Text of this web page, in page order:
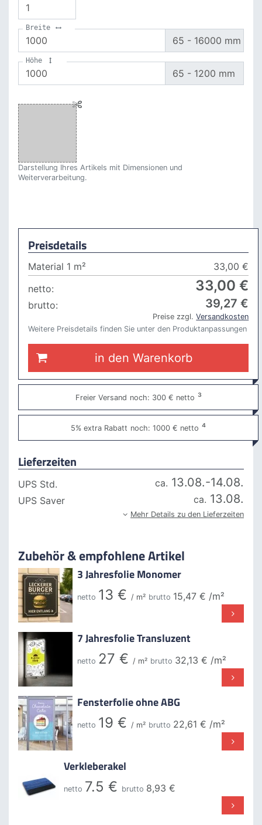
Breite
65 - 16000 mm
Höhe
65 - 1200 mm
Darstellung Ihres Artikels mit Dimensionen und
Weiterverarbeitung.
Preisdetails
Material 1 m²
33,00 €
netto:
33,00 €
brutto: 39,27 €
Preise zzgl.Versandkosten
Weitere Preisdetails finden Sie unter den Produktanpassungen
in den Warenkorb
Freier Versand noch: 300 € netto ³
5% extra Rabatt noch: 1000 € netto ⁴
Lieferzeiten
UPS Std. ca. 13.08.-14.08.
UPS Saver ca. 13.08.
Mehr Details zu den Lieferzeiten
Zubehör & empfohlene Artikel
3 Jahresfolie Monomer
netto 13 € / m² brutto 15,47 € /m²
7 Jahresfolie Transluzent
netto 27 € / m² brutto 32,13 € /m²
Fensterfolie ohne ABG
netto 19 € / m² brutto 22,61 € /m²
Verkleberakel
netto 7.5 € brutto 8,93 €